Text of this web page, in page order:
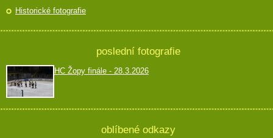
Historické fotografie
poslední fotografie
HC Žopy finále - 28.3.2026
oblíbené odkazy